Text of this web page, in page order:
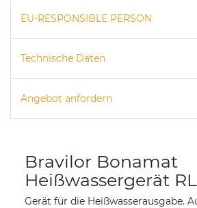
EU-RESPONSIBLE PERSON
Technische Daten
Angebot anfordern
Bravilor Bonamat
Heißwassergerät
Gerät für die Heißwasserausgabe.